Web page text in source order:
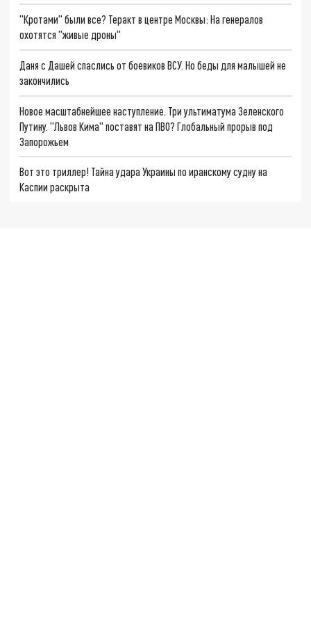
"Кротами" были все? Теракт в центре Москвы: На генералов
охотятся "живые дроны"
Даня с Дашей спаслись от боевиков ВСУ. Но беды для малышей не
закончились
Новое масштабнейшее наступление. Три ультиматума Зеленского
Путину. "Львов Кима" поставят на ПВО? Глобальный прорыв под
Запорожьем
Вот это триллер! Тайна удара Украины по иранскому судну на
Каспии раскрыта